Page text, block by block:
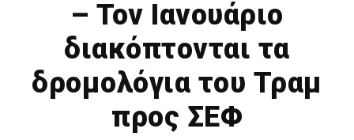
– Τον Ιανουάριο
διακόπτονται τα
δρομολόγια του Τραμ
προς ΣΕΦ